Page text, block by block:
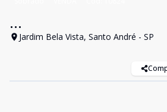
...
Jardim Bela Vista, Santo André - SP